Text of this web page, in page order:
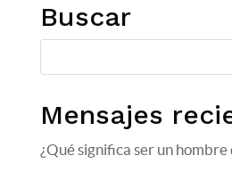
Buscar
Mensajes
¿Qué significa ser un